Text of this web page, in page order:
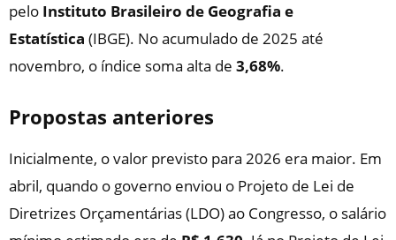
pelo Instituto Brasileiro de Geografia e
Estatística (IBGE). No acumulado de 2025 até
novembro, o índice soma alta de 3,68%.
Propostas anteriores
Inicialmente, o valor previsto para 2026 era maior. Em
abril, quando o governo enviou o Projeto de Lei de
Diretrizes Orçamentárias (LDO) ao Congresso, o salário